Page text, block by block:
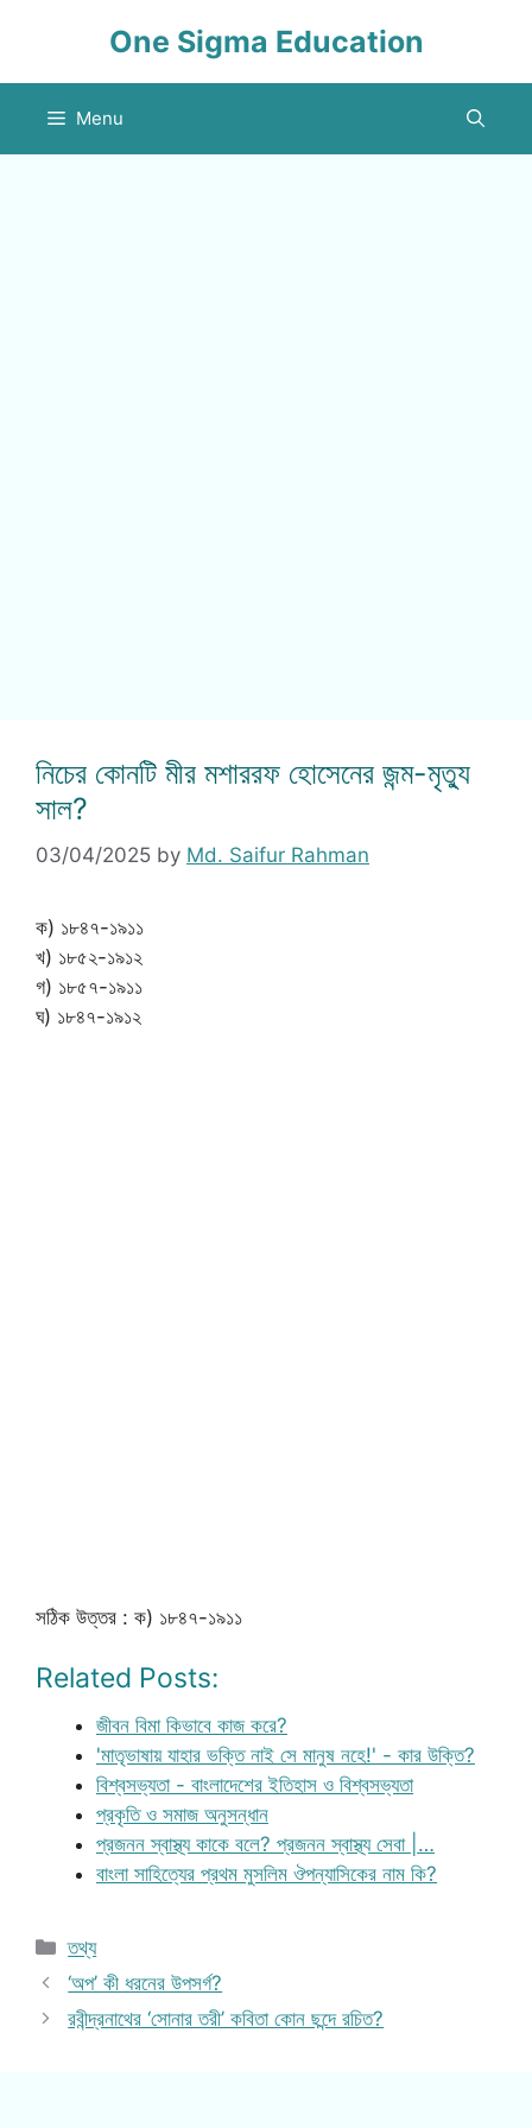
One Sigma Education
Menu
নিচের কোনটি মীর মশাররফ হোসেনের জন্ম-মৃত্যু
সাল?
03/04/2025 by Md. Saifur Rahman
ক) ১৮৪৭-১৯১১
খ) ১৮৫২-১৯১২
গ) ১৮৫৭-১৯১১
ঘ) ১৮৪৭-১৯১২
সঠিক উত্তর : ক) ১৮৪৭-১৯১১
Related Posts:
জীবন বিমা কিভাবে কাজ করে?
'মাতৃভাষায় যাহার ভক্তি নাই সে মানুষ নহে!' - কার উক্তি?
বিশ্বসভ্যতা - বাংলাদেশের ইতিহাস ও বিশ্বসভ্যতা
প্রকৃতি ও সমাজ অনুসন্ধান
প্রজনন স্বাস্থ্য কাকে বলে? প্রজনন স্বাস্থ্য সেবা |…
বাংলা সাহিত্যের প্রথম মুসলিম ঔপন্যাসিকের নাম কি?
Categories
তথ্য
‘অপ’ কী ধরনের উপসর্গ?
রবীন্দ্রনাথের ‘সোনার তরী’ কবিতা কোন ছন্দে রচিত?